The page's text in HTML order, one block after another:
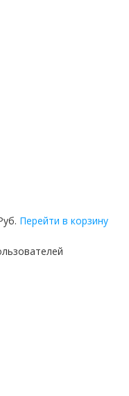
Перейти в корзину